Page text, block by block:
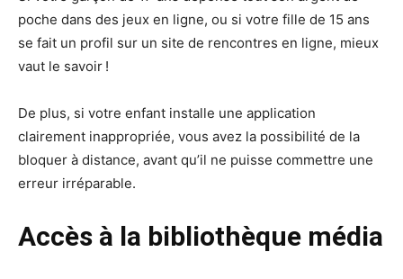
poche dans des jeux en ligne, ou si votre fille de 15 ans
se fait un profil sur un site de rencontres en ligne, mieux
vaut le savoir !
De plus, si votre enfant installe une application
clairement inappropriée, vous avez la possibilité de la
bloquer à distance, avant qu’il ne puisse commettre une
erreur irréparable.
Accès à la bibliothèque média